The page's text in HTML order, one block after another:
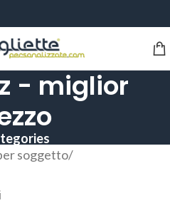
- miglior
soggetto/